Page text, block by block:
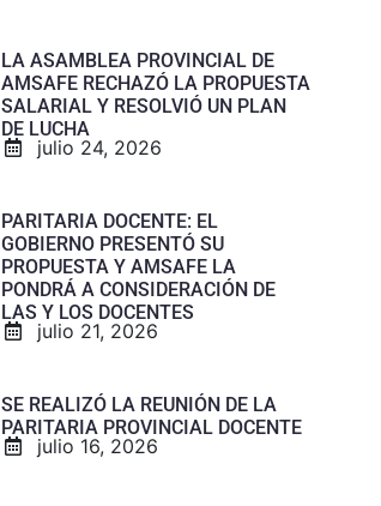
LA ASAMBLEA PROVINCIAL DE
AMSAFE RECHAZÓ LA PROPUESTA
SALARIAL Y RESOLVIÓ UN PLAN
DE LUCHA
julio 24, 2026
PARITARIA DOCENTE: EL
GOBIERNO PRESENTÓ SU
PROPUESTA Y AMSAFE LA
PONDRÁ A CONSIDERACIÓN DE
LAS Y LOS DOCENTES
julio 21, 2026
SE REALIZÓ LA REUNIÓN DE LA
PARITARIA PROVINCIAL DOCENTE
julio 16, 2026